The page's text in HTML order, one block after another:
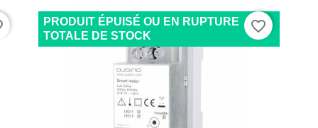
PRODUIT ÉPUISÉ OU EN RUPTURE
TOTALE DE STOCK
favorite_border